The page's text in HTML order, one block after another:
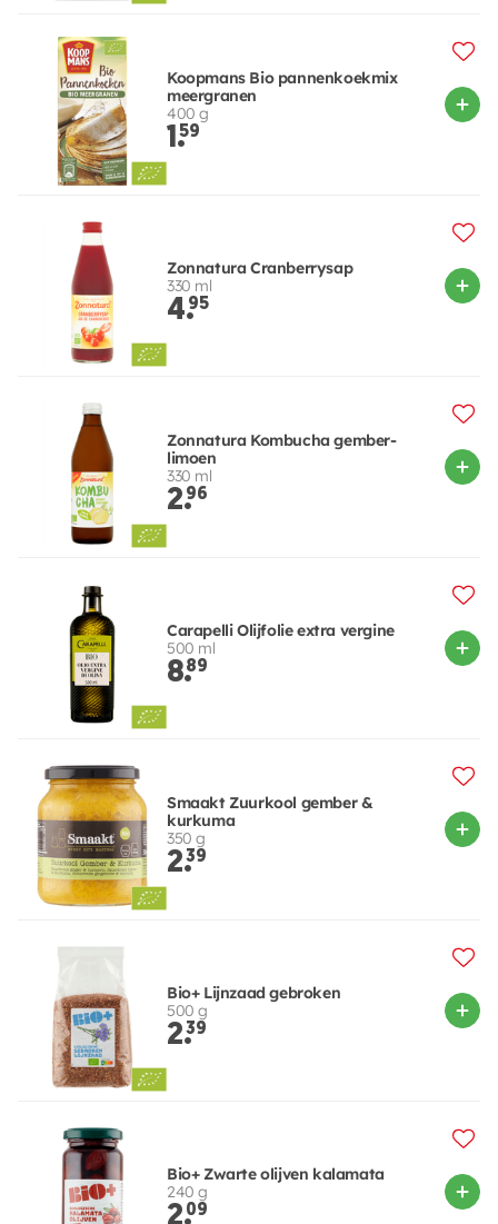
Koopmans Bio pannenkoekmix
meergranen
400 g
1.59
Zonnatura Cranberrysap
330 ml
4.95
Zonnatura Kombucha gember-
limoen
330 ml
2.96
Carapelli Olijfolie extra vergine
500 ml
8.89
Smaakt Zuurkool gember &
kurkuma
350 g
2.39
Bio+ Lijnzaad gebroken
500 g
2.39
Bio+ Zwarte olijven kalamata
240 g
2.09